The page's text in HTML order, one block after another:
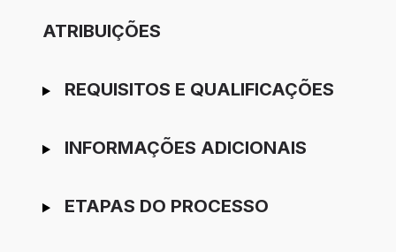
ATRIBUIÇÕES
REQUISITOS E QUALIFICAÇÕES
INFORMAÇÕES ADICIONAIS
ETAPAS DO PROCESSO